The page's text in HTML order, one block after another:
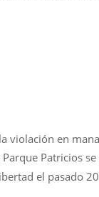
violación en
Patricios
el pasado